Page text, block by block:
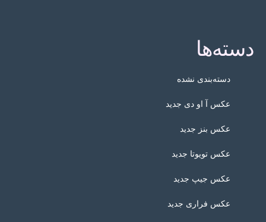
دسته‌ها
دسته‌بندی نشده
عکس آ او دی جدید
عکس بنز جدید
عکس تویوتا جدید
عکس جیپ جدید
عکس فراری جدید